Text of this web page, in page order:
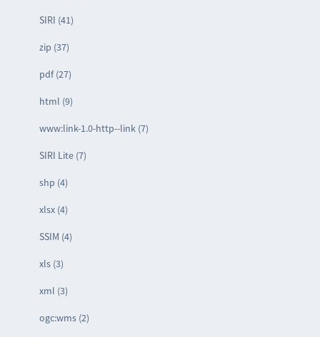
SIRI (41)
zip (37)
pdf (27)
html (9)
www:link-1.0-http--link (7)
SIRI Lite (7)
shp (4)
xlsx (4)
SSIM (4)
xls (3)
xml (3)
ogc:wms (2)